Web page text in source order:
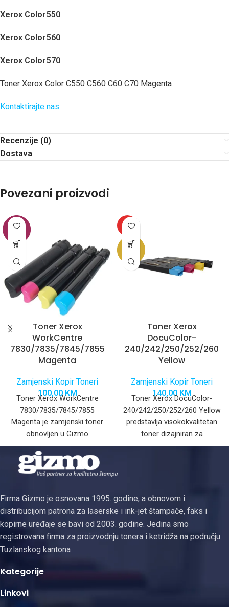
Xerox Color 550
Xerox Color 560
Xerox Color 570
Toner Xerox Color C550 C560 C60 C70 Magenta
Kontaktirajte nas
Recenzije (0)
Dostava
Povezani proizvodi
Toner Xerox
WorkCentre
7830/7835/7845/7855
Magenta
Zamjenski Kopir Toneri
100,00KM
Toner Xerox WorkCentre
7830/7835/7845/7855
Magenta je zamjenski toner
obnovljen u Gizmo
proizvodnim prostorijama sa
Japanskim prahom i
developerom za
HOT
Toner Xerox
DocuColor-
240/242/250/252/260
Yellow
Zamjenski Kopir Toneri
140,00 KM
Toner Xerox DocuColor-
240/242/250/252/260 Yellow
predstavlja visokokvalitetan
toner dizajniran za
profesionalne digitalne
Firma Gizmo je osnovana 1995. godine, a obnovom i
distribucijom patrona za laserske i ink-jet štampače, faks i
kopirne uređaje se bavi od 2003. godine. Jedina smo
registrovana firma za proizvodnju tonera i ketridža na području
Tuzlanskog kantona
Kategorije
Linkovi